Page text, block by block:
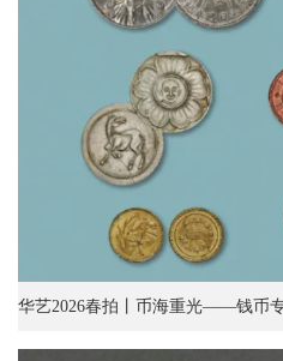
华艺2026春拍丨币海重光——钱币